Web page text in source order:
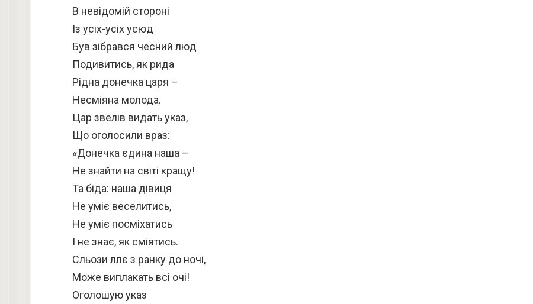
В невідомій стороні
Із усіх-усіх усюд
Був зібрався чесний люд
Подивитись, як рида
Рідна донечка царя –
Несміяна молода.
Цар звелів видать указ,
Що оголосили враз:
«Донечка єдина наша –
Не знайти на світі кращу!
Та біда: наша дівиця
Не уміє веселитись,
Не уміє посміхатись
І не знає, як сміятись.
Сльози ллє з ранку до ночі,
Може виплакать всі очі!
Оголошую указ